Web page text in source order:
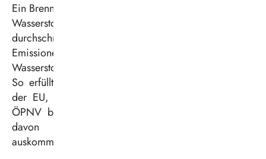
Ein Brennstoffzellenbus spart beim Einsatz von grauem
Wasserstoff im Vergleich zu Dieselbussen
durchschnittlich ca. 16,5 Tonnen an lokalen CO2-
Emissionen pro Jahr ein. Bei Verwendung von grünem
Wasserstoff liegt die Einsparung bei rund 89,1 Tonnen.
So erfüllt die Vestische die Clean Vehicle Directive
der EU, die vorgibt, dass 65 Prozent der für den
ÖPNV beschafften Busse „sauber“ sind. Die Hälfte
davon muss völlig ohne lokale Emissionen
auskommen, also elektrisch fahren.